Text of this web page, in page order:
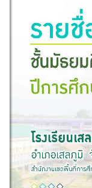
Search
for: